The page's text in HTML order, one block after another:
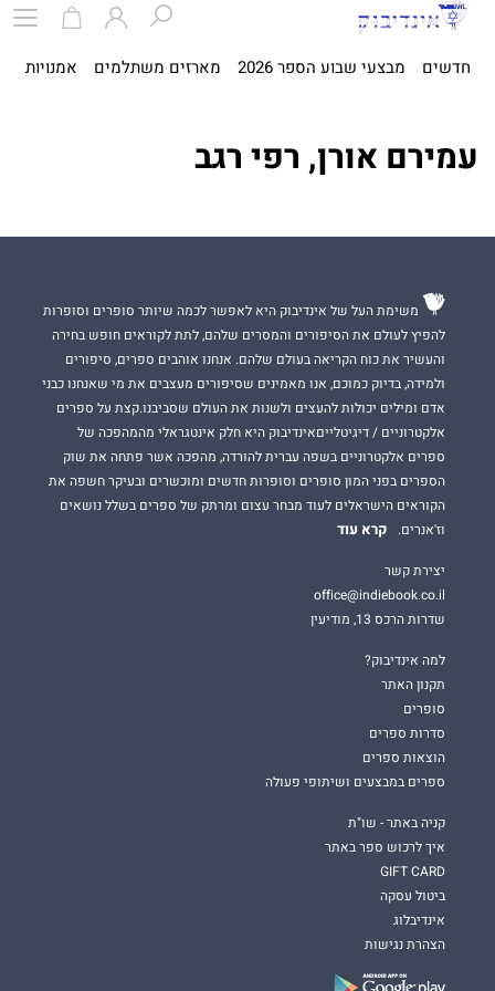
חדשים מבצעי שבוע הספר 2026 מארזים משתלמים אמנויות
עמירם אורן, רפי רגב
משימת העל של אינדיבוק היא לאפשר לכמה שיותר סופרים וסופרות
להפיץ לעולם את הסיפורים והמסרים שלהם, לתת לקוראים חופש בחירה
והעשיר את כוח הקריאה בעולם שלהם. אנחנו אוהבים ספרים, סיפורים
ולמידה, בדיוק כמוכם, אנו מאמינים שסיפורים מעצבים את מי שאנחנו כבני
אדם ומילים יכולות להעצים ולשנות את העולם שסביבנו.קצת על ספרים
אלקטרוניים / דיגיטלייםאינדיבוק היא חלק אינטגראלי מהמהפכה של
ספרים אלקטרוניים בשפה עברית להורדה, מהפכה אשר פתחה את שוק
הספרים בפני המון סופרים וסופרות חדשים ומוכשרים ובעיקר חשפה את
הקוראים הישראלים לעוד מבחר עצום ומרתק של ספרים בשלל נושאים
וז'אנרים.
קרא עוד
יצירת קשר
office@indiebook.co.il
שדרות הרכס 13, מודיעין
למה אינדיבוק?
תקנון האתר
סופרים
סדרות ספרים
הוצאות ספרים
ספרים במבצעים ושיתופי פעולה
קניה באתר - שו"ת
איך לרכוש ספר באתר
GIFT CARD
ביטול עסקה
אינדיבלוג
הצהרת נגישות